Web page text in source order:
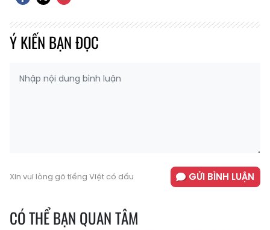
Ý KIẾN BẠN ĐỌC
Xin vui lòng gõ tiếng Việt có dấu GỬI BÌNH LUẬN
CÓ THỂ BẠN QUAN TÂM